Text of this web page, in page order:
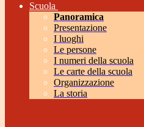
Scuola
Panoramica
Presentazione
I luoghi
Le persone
I numeri della scuola
Le carte della scuola
Organizzazione
La storia